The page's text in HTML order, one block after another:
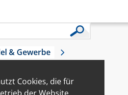
Cookies, die für
& Gewerbe